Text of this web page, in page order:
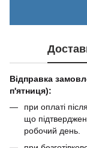
Відправка
п'ятниця):
при оплаті
що
робочий день.